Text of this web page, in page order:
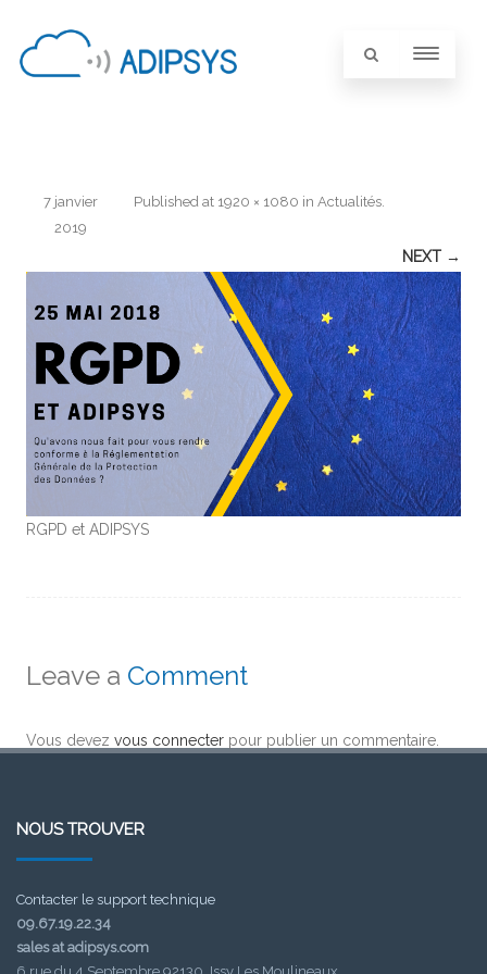
Published
7 janvier
2019
at 1920 × 1080 in Actualités.
NEXT →
RGPD et ADIPSYS
Leave a Comment
Vous devez vous connecter pour publier un commentaire.
NOUS TROUVER
Contacter le support technique
09.67.19.22.34
sales at adipsys.com